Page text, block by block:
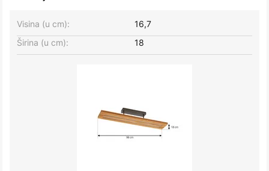
Širina (u cm): 18
Visina (u cm): 16,7